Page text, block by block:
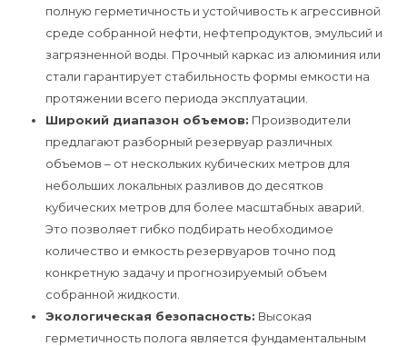
полную герметичность и устойчивость к агрессивной
среде собранной нефти, нефтепродуктов, эмульсий и
загрязненной воды. Прочный каркас из алюминия или
стали гарантирует стабильность формы емкости на
протяжении всего периода эксплуатации.
Широкий диапазон объемов: Производители
предлагают разборный резервуар различных
объемов – от нескольких кубических метров для
небольших локальных разливов до десятков
кубических метров для более масштабных аварий.
Это позволяет гибко подбирать необходимое
количество и емкость резервуаров точно под
конкретную задачу и прогнозируемый объем
собранной жидкости.
Экологическая безопасность: Высокая
герметичность полога является фундаментальным